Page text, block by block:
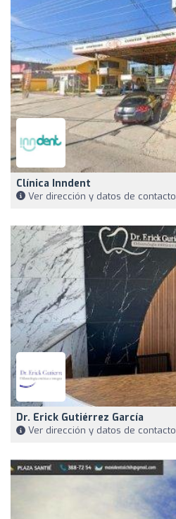
Clínica Inndent
Ver dirección y datos de contacto
Dr. Erick Gutiérrez García
Ver dirección y datos de contacto